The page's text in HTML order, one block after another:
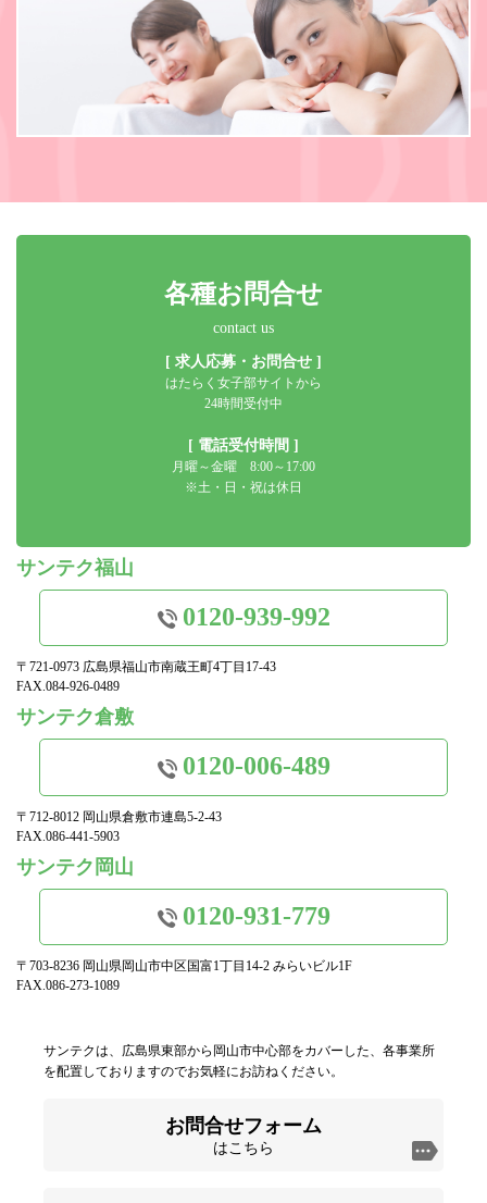
各種お問合せ
contact us
[ 求人応募・お問合せ ]
はたらく女子部サイトから
24時間受付中
[ 電話受付時間 ]
月曜～金曜 8:00～17:00
※土・日・祝は休日
サンテク福山
0120-939-992
〒721-0973 広島県福山市南蔵王町4丁目17-43
FAX.084-926-0489
サンテク倉敷
0120-006-489
〒712-8012 岡山県倉敷市連島5-2-43
FAX.086-441-5903
サンテク岡山
0120-931-779
〒703-8236 岡山県岡山市中区国富1丁目14-2 みらいビル1F
FAX.086-273-1089
サンテクは、広島県東部から岡山市中心部をカバーした、各事業所
を配置しておりますのでお気軽にお訪ねください。
お問合せフォーム
はこちら